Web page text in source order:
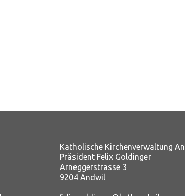
Katholische Kirchenverwaltung
Präsident Felix Goldinger
Arneggerstrasse 3
9204 Andwil